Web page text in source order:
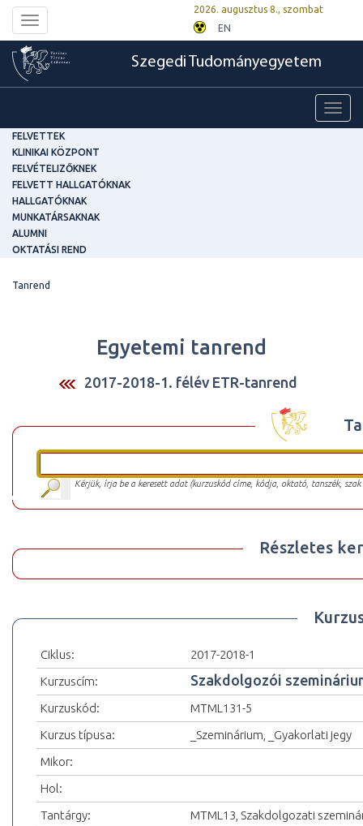
Toggle
navigation
2026. augusztus 8., szombat
EN
Szegedi Tudományegyetem
FELVETTEK
KLINIKAI KÖZPONT
FELVÉTELIZŐKNEK
FELVETT HALLGATÓKNAK
HALLGATÓKNAK
MUNKATÁRSAKNAK
ALUMNI
OKTATÁSI REND
Tanrend
Egyetemi tanrend
2017-2018-1. félév ETR-tanrend
Kérjük, írja be a keresett adat (kurzuskód címe, kódja, oktató, tanszék,
Részletes
Ciklus:
2017-2018-1
Kurzuscím:
Szakdolgozói
Kurzuskód:
MTML131-5
Kurzus típusa:
_Szeminárium, _Gyakorlati jegy
Mikor:
Hol:
Tantárgy:
MTML13, Szakdolgozati